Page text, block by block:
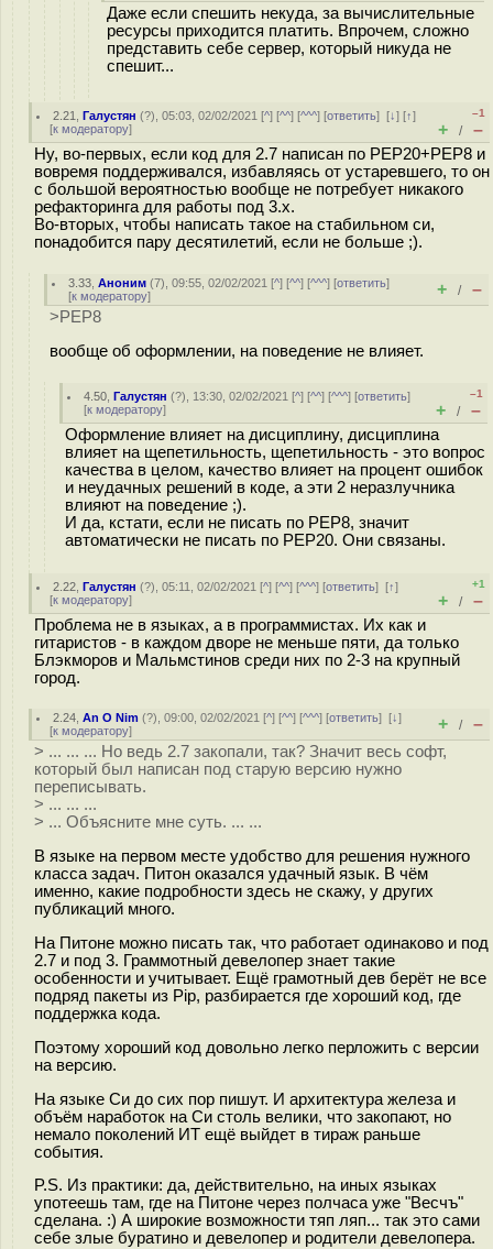
Даже если спешить некуда, за вычислительные
ресурсы приходится платить. Впрочем, сложно
представить себе сервер, который никуда не
спешит...
2.21 ,Галустян (?), 05:03, 02/02/2021 [^] [^^] [^^^] [ответить][↓] [↑]
[к модератору]
–1
+ / –
Ну, во-первых, если код для 2.7 написан по PEP20+PEP8 и
вовремя поддерживался, избавляясь от устаревшего, то он
с большой вероятностью вообще не потребует никакого
рефакторинга для работы под 3.х.
Во-вторых, чтобы написать такое на стабильном си,
понадобится пару десятилетий, если не больше ;).
3.33 ,Аноним (7), 09:55, 02/02/2021 [^] [^^] [^^^] [ответить]
[к модератору] + / –
>PEP8
вообще об оформлении, на поведение не влияет.
4.50 ,Галустян (?), 13:30, 02/02/2021 [^] [^^] [^^^] [ответить]
[к модератору]
–1
+ / –
Оформление влияет на дисциплину, дисциплина
влияет на щепетильность, щепетильность - это вопрос
качества в целом, качество влияет на процент ошибок
и неудачных решений в коде, а эти 2 неразлучника
влияют на поведение ;).
И да, кстати, если не писать по PEP8, значит
автоматически не писать по PEP20. Они связаны.
2.22 ,Галустян (?), 05:11, 02/02/2021 [^] [^^] [^^^] [ответить][↑]
[к модератору]
+1
+ / –
Проблема не в языках, а в программистах. Их как и
гитаристов - в каждом дворе не меньше пяти, да только
Блэкморов и Мальмстинов среди них по 2-3 на крупный
город.
2.24 ,An O Nim (?), 09:00, 02/02/2021 [^] [^^] [^^^] [ответить][↓]
[к модератору] + / –
> ... ... ... Но ведь 2.7 закопали, так? Значит весь софт,
который был написан под старую версию нужно
переписывать.
> ... ... ...
> ... Объясните мне суть. ... ...
В языке на первом месте удобство для решения нужного
класса задач. Питон оказался удачный язык. В чём
именно, какие подробности здесь не скажу, у других
публикаций много.
На Питоне можно писать так, что работает одинаково и под
2.7 и под 3. Граммотный девелопер знает такие
особенности и учитывает. Ещё грамотный дев берёт не все
подряд пакеты из Pip, разбирается где хороший код, где
поддержка кода.
Поэтому хороший код довольно легко перложить с версии
на версию.
На языке Си до сих пор пишут. И архитектура железа и
объём наработок на Си столь велики, что закопают, но
немало поколений ИТ ещё выйдет в тираж раньше
события.
P.S. Из практики: да, действительно, на иных языках
употеешь там, где на Питоне через полчаса уже "Весчъ"
сделана. :) А широкие возможности тяп ляп... так это сами
себе злые буратино и девелопер и родители девелопера.